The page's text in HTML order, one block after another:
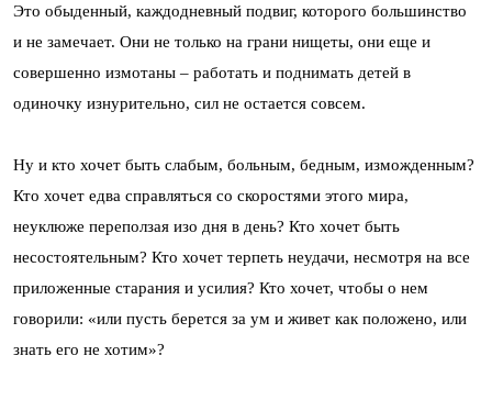
Это обыденный, каждодневный подвиг, которого большинство
и не замечает. Они не только на грани нищеты, они еще и
совершенно измотаны – работать и поднимать детей в
одиночку изнурительно, сил не остается совсем.
Ну и кто хочет быть слабым, больным, бедным, изможденным?
Кто хочет едва справляться со скоростями этого мира,
неуклюже переползая изо дня в день? Кто хочет быть
несостоятельным? Кто хочет терпеть неудачи, несмотря на все
приложенные старания и усилия? Кто хочет, чтобы о нем
говорили: «или пусть берется за ум и живет как положено, или
знать его не хотим»?